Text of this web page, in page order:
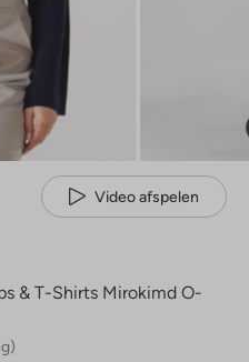
Video afspelen
& T-Shirts Mirokimd O-